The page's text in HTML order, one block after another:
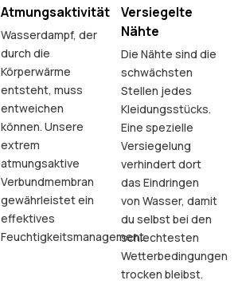
Atmungsaktivität
Wasserdampf, der
durch die
Körperwärme
entsteht, muss
entweichen
können. Unsere
extrem
atmungsaktive
Verbundmembran
gewährleistet ein
effektives
Feuchtigkeitsmanagement.
Versiegelte
Nähte
Die Nähte sind die
schwächsten
Stellen jedes
Kleidungsstücks.
Eine spezielle
Versiegelung
verhindert dort
das Eindringen
von Wasser, damit
du selbst bei den
schlechtesten
Wetterbedingungen
trocken bleibst.